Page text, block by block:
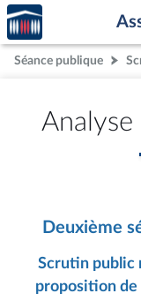
Aller au contenu
Aller en bas de la
Accèder
à la
page
d'accueil
Séance publique
Deuxième
Scrutin public
proposition